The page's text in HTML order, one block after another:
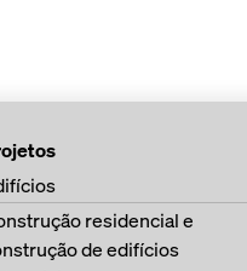
residencial e
de edifícios